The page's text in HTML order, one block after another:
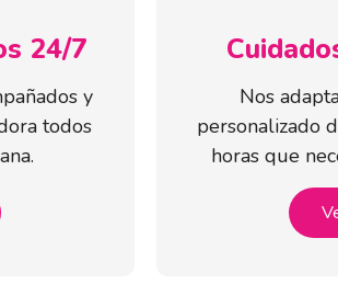
24/7
y
todos
Nos
personalizado
horas que